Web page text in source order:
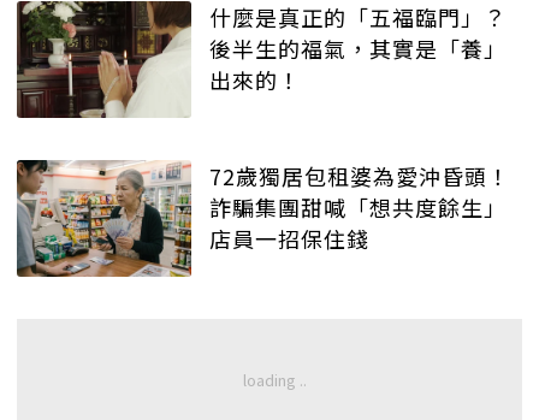
什麼是真正的「五福臨門」？
後半生的福氣，其實是「養」
出來的！
72歲獨居包租婆為愛沖昏頭！
詐騙集團甜喊「想共度餘生」
店員一招保住錢